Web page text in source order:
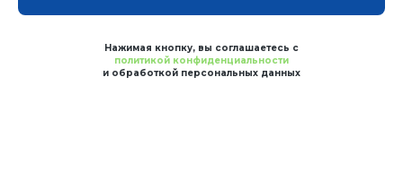
Нажимая кнопку, вы соглашаетесь с
политикой конфиденциальности
и обработкой персональных данных